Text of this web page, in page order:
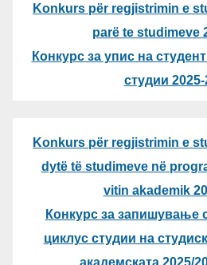
Konkurs për regjistrimin e
parë te studimeve
Конкурс за упис на
студии 2025-
Konkurs për regjistrimin e
dytë të studimeve në
vitin akademik
Конкурс за запишување
циклус студии на
академската 2025/